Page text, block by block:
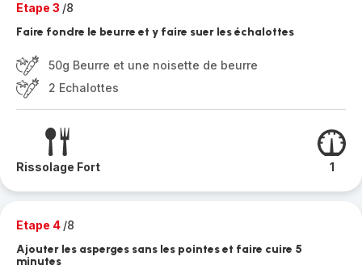
Etape 3 /8
Faire fondre le beurre et y faire suer les échalottes
50g Beurre et une noisette de beurre
2 Echalottes
Rissolage Fort 1
Etape 4 /8
Ajouter les asperges sans les pointes et faire cuire 5
minutes